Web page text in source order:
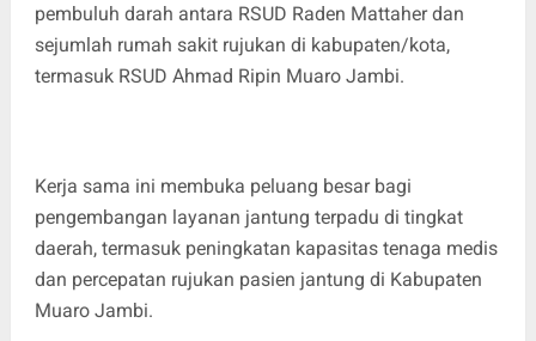
pembuluh darah antara RSUD Raden Mattaher dan
sejumlah rumah sakit rujukan di kabupaten/kota,
termasuk RSUD Ahmad Ripin Muaro Jambi.
Kerja sama ini membuka peluang besar bagi
pengembangan layanan jantung terpadu di tingkat
daerah, termasuk peningkatan kapasitas tenaga medis
dan percepatan rujukan pasien jantung di Kabupaten
Muaro Jambi.